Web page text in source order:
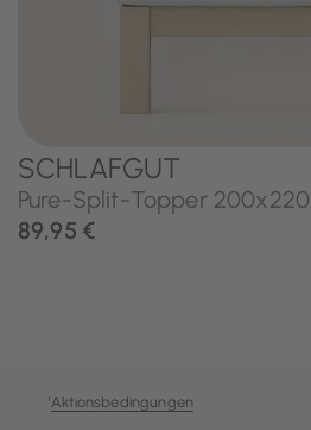
¹Aktionsbedingungen